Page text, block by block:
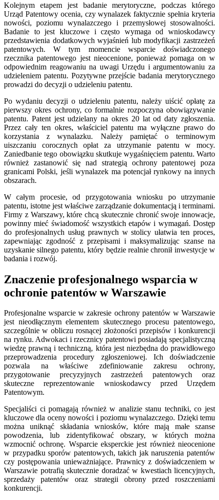
Kolejnym etapem jest badanie merytoryczne, podczas którego
Urząd Patentowy ocenia, czy wynalazek faktycznie spełnia kryteria
nowości, poziomu wynalazczego i przemysłowej stosowalności.
Badanie to jest kluczowe i często wymaga od wnioskodawcy
przedstawienia dodatkowych wyjaśnień lub modyfikacji zastrzeżeń
patentowych. W tym momencie wsparcie doświadczonego
rzecznika patentowego jest nieocenione, ponieważ pomaga on w
odpowiednim reagowaniu na uwagi Urzędu i argumentowaniu za
udzieleniem patentu. Pozytywne przejście badania merytorycznego
prowadzi do decyzji o udzieleniu patentu.
Po wydaniu decyzji o udzieleniu patentu, należy uiścić opłatę za
pierwszy okres ochrony, co formalnie rozpoczyna obowiązywanie
patentu. Patent jest udzielany na okres 20 lat od daty zgłoszenia.
Przez cały ten okres, właściciel patentu ma wyłączne prawo do
korzystania z wynalazku. Należy pamiętać o terminowym
uiszczaniu corocznych opłat za utrzymanie patentu w mocy.
Zaniedbanie tego obowiązku skutkuje wygaśnięciem patentu. Warto
również zastanowić się nad strategią ochrony patentowej poza
granicami Polski, jeśli wynalazek ma potencjał rynkowy na innych
obszarach.
W całym procesie, od przygotowania wniosku po utrzymanie
patentu, istotne jest właściwe zarządzanie dokumentacją i terminami.
Firmy z Warszawy, które chcą skutecznie chronić swoje innowacje,
powinny mieć świadomość wszystkich etapów i wymagań. Dostęp
do profesjonalnych usług prawnych w stolicy ułatwia ten proces,
zapewniając zgodność z przepisami i maksymalizując szanse na
uzyskanie silnego patentu, który będzie realnie chronił inwestycje w
badania i rozwój.
Znaczenie profesjonalnego wsparcia w
ochronie patentów w Warszawie
Profesjonalne wsparcie w zakresie ochrony patentów w Warszawie
jest nieodłącznym elementem skutecznego procesu patentowego,
szczególnie w obliczu rosnącej złożoności przepisów i konkurencji
na rynku. Adwokaci i rzecznicy patentowi posiadają specjalistyczną
wiedzę prawną i techniczną, która jest niezbędna do prawidłowego
przeprowadzenia procedury zgłoszeniowej. Ich doświadczenie
pozwala na właściwe zdefiniowanie zakresu ochrony,
przygotowanie precyzyjnych zastrzeżeń patentowych oraz
skuteczne reprezentowanie wnioskodawcy przed Urzędem
Patentowym.
Specjaliści ci pomagają również w analizie stanu techniki, co jest
kluczowe dla oceny nowości i poziomu wynalazczego. Dzięki temu
można uniknąć składania wniosków, które mają małe szanse
powodzenia, lub zidentyfikować obszary, w których można
wzmocnić ochronę. Wsparcie eksperckie jest również nieocenione
w przypadku sporów patentowych, takich jak naruszenia patentów
czy postępowania unieważniające. Prawnicy z doświadczeniem w
Warszawie potrafią skutecznie doradzać w kwestiach licencyjnych,
sprzedaży patentów oraz strategii obrony przed roszczeniami
konkurencji.